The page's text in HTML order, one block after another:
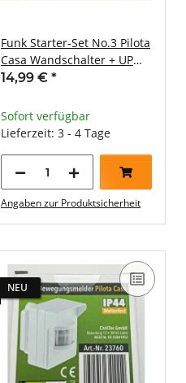
Funk Starter-Set No.3 Pilota
Casa Wandschalter + UP
Empfänger WS
14,99 € *
Sofort verfügbar
Lieferzeit: 3 - 4 Tage
Angaben zur Produktsicherheit
NEU